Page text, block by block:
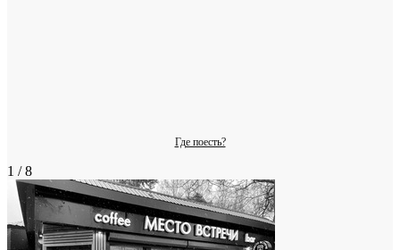
Где поесть?
1 / 8